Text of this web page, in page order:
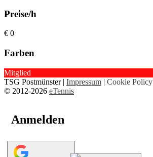
Preise/h
€ 0
Farben
Mitglied
TSG Postmünster | Impressum | Cookie Policy
© 2012-2026 eTennis
Anmelden